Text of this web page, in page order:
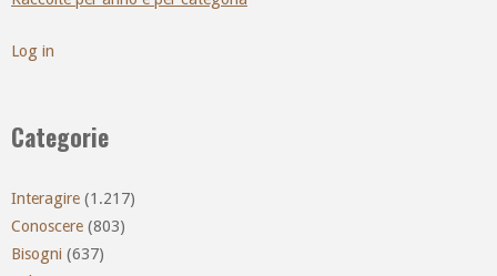
Log in
Categorie
Interagire (1.217)
Conoscere (803)
Bisogni (637)